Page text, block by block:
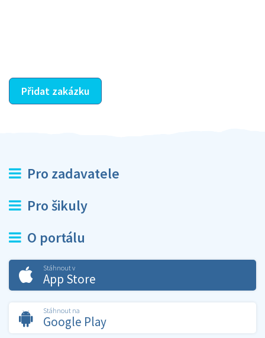
Přidat zakázku
Pro zadavatele
Pro šikuly
O portálu
Stáhnout v
App Store
Stáhnout na
Google Play